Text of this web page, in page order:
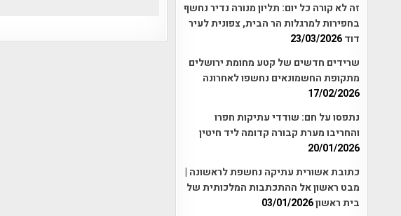
זה לא קורה כל יום: תליון מנורה נדיר נחשף
בחפירות למרגלות הר הבית, צפונית לעיר
דוד23/03/2026
שרידים חדשים של קטע מחומת ירושלים
מתקופת החשמונאים נחשפו לאחרונה
17/02/2026
נתפסו על חם: שודדי עתיקות חפרו
והחריבו מערת קבורה קדומה ליד חיטין
20/01/2026
כתובת אשורית עתיקה נחשפת לראשונה |
מבט ראשון אל ההתכתבות המלכותית של
בית ראשון03/01/2026